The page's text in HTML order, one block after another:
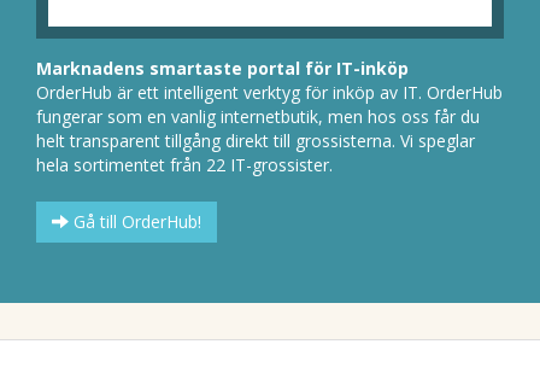
Marknadens smartaste portal för IT-inköp
OrderHub är ett intelligent verktyg för inköp av IT. OrderHub
fungerar som en vanlig internetbutik, men hos oss får du
helt transparent tillgång direkt till grossisterna. Vi speglar
hela sortimentet från 22 IT-grossister.
Gå till OrderHub!